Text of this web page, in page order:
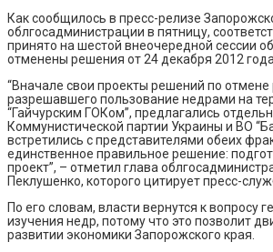
Как сообщилось в пресс-релизе
облгосадминистрации в пятницу,
принято на шестой внеочередной сессии
отменены решения от 24 декабря 2012 года.
“Вначале свои проекты решений по
разрешавшего пользование недрами на
“Гайчурским ГОКом”, предлагались
Коммунистической партии Украины и ВО
встретились с представителями обеих
единственное правильное решение:
проект”, – отметил глава
Пеклушенко, которого цитирует пресс-
По его словам, власти вернутся к вопросу
изучения недр, потому что это позволит
развитии экономики Запорожского края.